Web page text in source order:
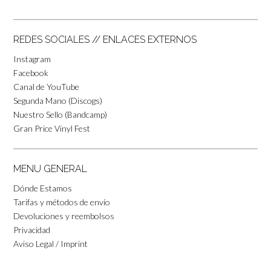
REDES SOCIALES // ENLACES EXTERNOS
Instagram
Facebook
Canal de YouTube
Segunda Mano (Discogs)
Nuestro Sello (Bandcamp)
Gran Price Vinyl Fest
MENU GENERAL
Dónde Estamos
Tarifas y métodos de envío
Devoluciones y reembolsos
Privacidad
Aviso Legal / Imprint